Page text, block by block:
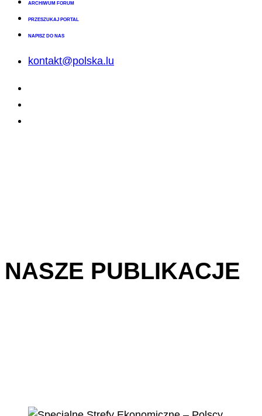
ARCHIWUM FORUM
PRZESZUKAJ PORTAL
NAPISZ DO NAS
kontakt@polska.lu
NASZE PUBLIKACJE